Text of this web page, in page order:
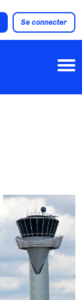
Se connecter